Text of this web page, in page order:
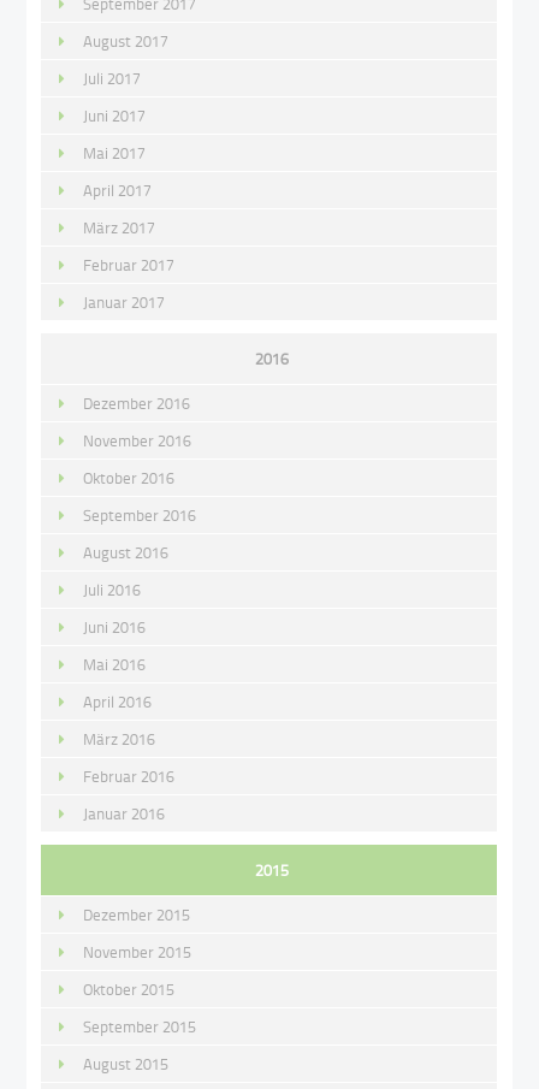
August 2017
Juli 2017
Juni 2017
Mai 2017
April 2017
März 2017
Februar 2017
Januar 2017
2016
Dezember 2016
November 2016
Oktober 2016
September 2016
August 2016
Juli 2016
Juni 2016
Mai 2016
April 2016
März 2016
Februar 2016
Januar 2016
2015
Dezember 2015
November 2015
Oktober 2015
September 2015
August 2015